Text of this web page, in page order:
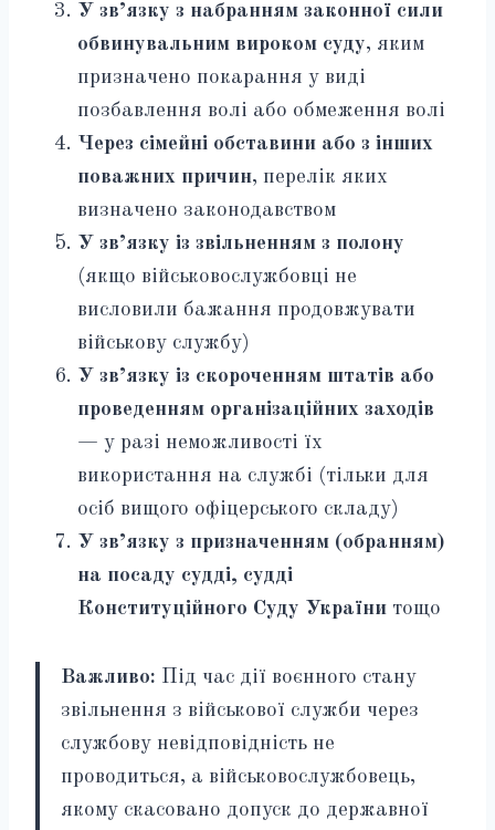
У зв’язку з набранням законної сили
обвинувальним вироком суду, яким
призначено покарання у виді
позбавлення волі або обмеження волі
Через сімейні обставини або з інших
поважних причин, перелік яких
визначено законодавством
У зв’язку із звільненням з полону
(якщо військовослужбовці не
висловили бажання продовжувати
військову службу)
У зв’язку із скороченням штатів або
проведенням організаційних заходів
— у разі неможливості їх
використання на службі (тільки для
осіб вищого офіцерського складу)
У зв’язку з призначенням (обранням)
на посаду судді, судді
Конституційного Суду України тощо
Важливо: Під час дії воєнного стану
звільнення з військової служби через
службову невідповідність не
проводиться, а військовослужбовець,
якому скасовано допуск до державної